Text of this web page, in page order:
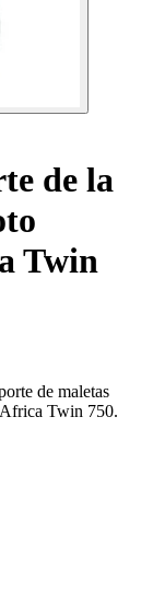
de la
Twin
de maletas
Twin 750.